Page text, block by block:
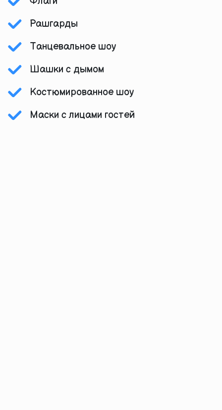
Рашгарды
Танцевальное шоу
Шашки с дымом
Костюмированное шоу
Маски с лицами гостей